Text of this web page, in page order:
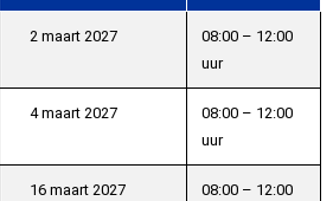
2 maart 2027
08:00 – 12:00
uur
4 maart 2027
08:00 – 12:00
uur
16 maart 2027
08:00 – 12:00